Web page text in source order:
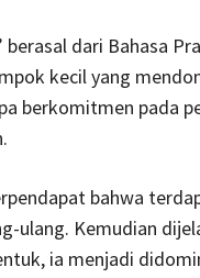
dari Bahasa
kecil yang
berkomitmen pada
bahwa
ulang. Kemudian
ia menjadi